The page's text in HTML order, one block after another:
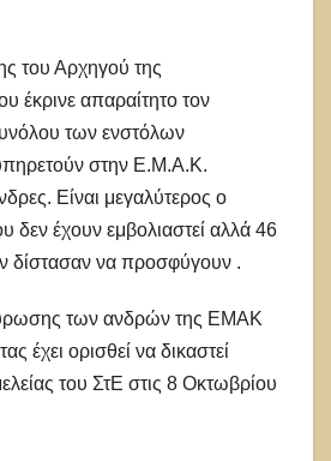
του Αρχηγού της
έκρινε απαραίτητο τον
των ενστόλων
στην Ε.Μ.Α.Κ.
Είναι μεγαλύτερος ο
δεν έχουν εμβολιαστεί αλλά 46
δίστασαν να προσφύγουν .
των ανδρών της ΕΜΑΚ
έχει ορισθεί να δικαστεί
του ΣτΕ στις 8 Οκτωβρίου